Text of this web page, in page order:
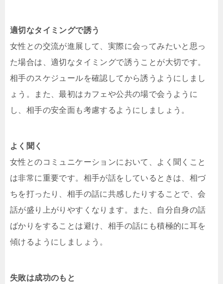
適切なタイミングで誘う
女性との交流が進展して、実際に会ってみたいと思っ
た場合は、適切なタイミングで誘うことが大切です。
相手のスケジュールを確認してから誘うようにしまし
ょう。また、最初はカフェや公共の場で会うように
し、相手の安全面も考慮するようにしましょう。
よく聞く
女性とのコミュニケーションにおいて、よく聞くこと
は非常に重要です。相手が話をしているときは、相づ
ちを打ったり、相手の話に共感したりすることで、会
話が盛り上がりやすくなります。また、自分自身の話
ばかりをすることは避け、相手の話にも積極的に耳を
傾けるようにしましょう。
失敗は成功のもと